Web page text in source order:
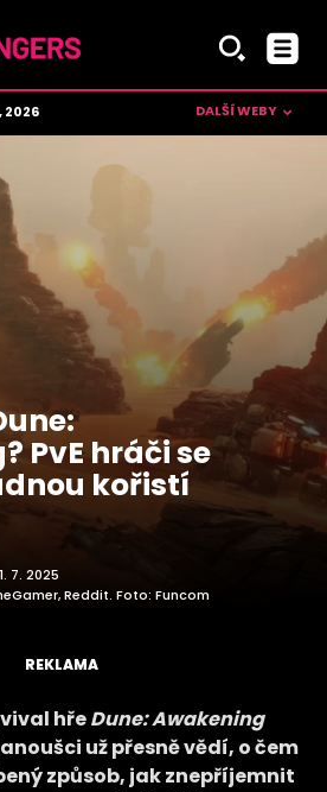
2026 DALŠÍ WEBY
PvE hráči se
kořistí
1. 7. 2025
Reddit. Foto: Funcom
REKLAMA
hřeDune: Awakening
už přesně vědí, o čem
způsob, jak znepříjemnit